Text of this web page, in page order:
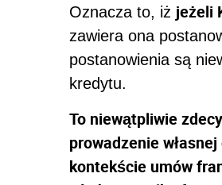
Oznacza to, iż jeżeli
zawiera ona
postanowienia są
kredytu.
To niewątpliwie
prowadzenie
kontekście umów